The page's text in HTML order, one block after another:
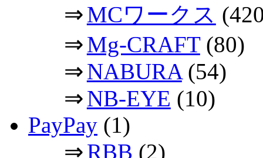
⇒MCワークス
⇒Mg-CRAFT(80)
⇒NABURA(54)
⇒NB-EYE (10)
PayPay (1)
⇒RBB (2)